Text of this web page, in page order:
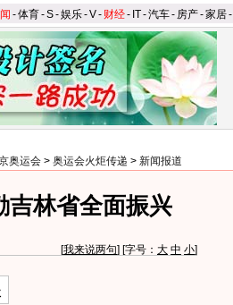
-体育-S-娱乐-V- 财经- IT-汽车- 房产-家居-
奥运会 > 奥运会火炬传递 > 新闻报道
吉林省全面振兴
[我来说两句] [字号： 大 中 小]